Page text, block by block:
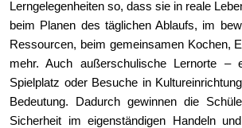
Lerngelegenheiten so, dass sie in reale
beim Planen des täglichen Ablaufs, im
Ressourcen, beim gemeinsamen Kochen,
mehr. Auch außerschulische Lernorte –
Spielplatz oder Besuche in
Bedeutung. Dadurch gewinnen die
Sicherheit im eigenständigen Handeln